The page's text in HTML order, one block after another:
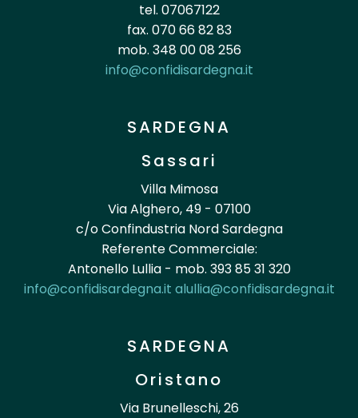
tel. 07067122
fax. 070 66 82 83
mob. 348 00 08 256
info@confidisardegna.it
SARDEGNA
Sassari
Villa Mimosa
Via Alghero, 49 - 07100
c/o Confindustria Nord Sardegna
Referente Commerciale:
Antonello Lullia - mob. 393 85 31 320
info@confidisardegna.it alullia@confidisardegna.it
SARDEGNA
Oristano
Via Brunelleschi, 26